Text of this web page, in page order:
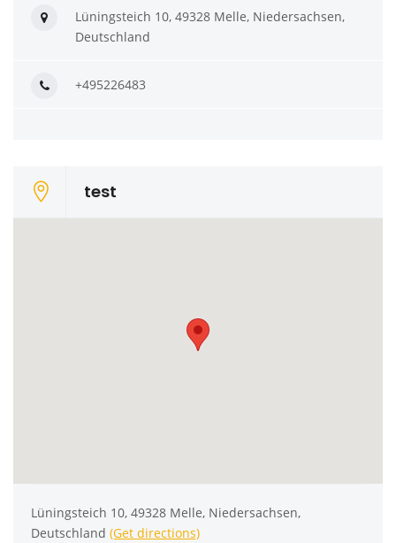
Lüningsteich 10, 49328 Melle, Niedersachsen,
Deutschland
+495226483
test
Lüningsteich 10, 49328 Melle, Niedersachsen,
Deutschland (Get directions)